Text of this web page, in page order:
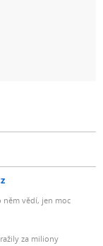
něm vědí, jen moc
za miliony